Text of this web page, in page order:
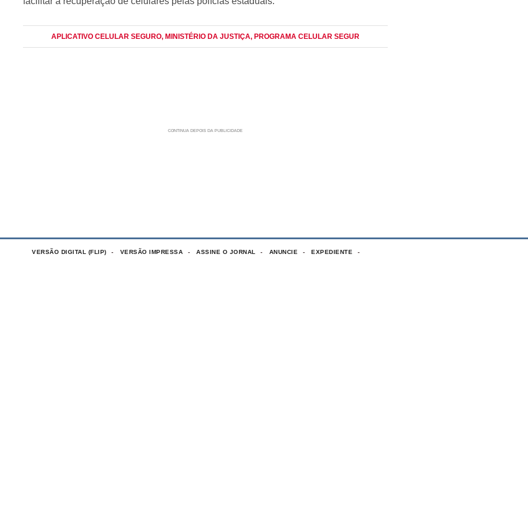
APLICATIVO CELULAR SEGURO, MINISTÉRIO DA JUSTIÇA, PROGRAMA CELULAR SEGUR
VERSÃO DIGITAL (FLIP) VERSÃO IMPRESSA ASSINE O JORNAL ANUNCIE EXPEDIENTE